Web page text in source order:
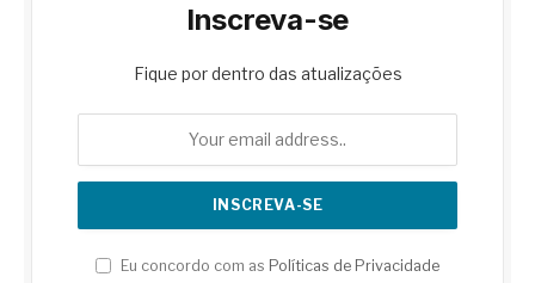
Inscreva-se
Fique por dentro das atualizações
Eu concordo com as Políticas de Privacidade